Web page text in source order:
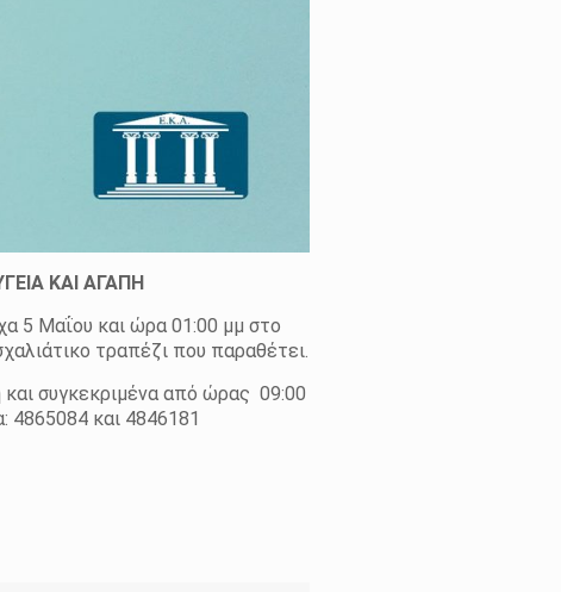
ΚΑΙ ΑΓΑΠΗ
5 Μαΐου και ώρα 01:00 μμ στο
τραπέζι που παραθέτει.
και συγκεκριμένα από ώρας 09:00
και 4846181